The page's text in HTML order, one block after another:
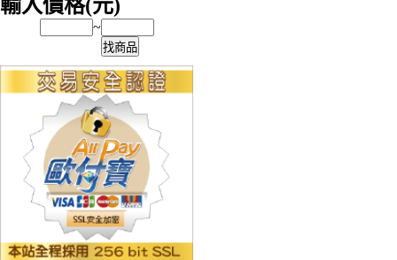
輸入價格(元)
~
找商品